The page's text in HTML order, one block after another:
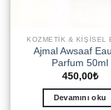
KOZMETIK & KIŞISEL
Ajmal Awsaaf
Parfum 50ml
450,00₺
Devamını oku